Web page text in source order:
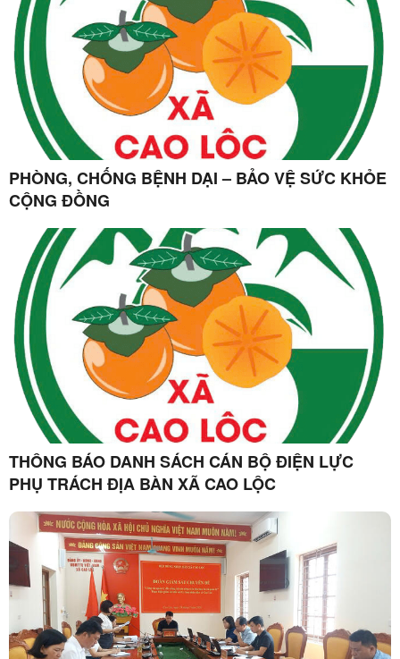
PHÒNG, CHỐNG BỆNH DẠI – BẢO VỆ SỨC KHỎE
CỘNG ĐỒNG
THÔNG BÁO DANH SÁCH CÁN BỘ ĐIỆN LỰC
PHỤ TRÁCH ĐỊA BÀN XÃ CAO LỘC